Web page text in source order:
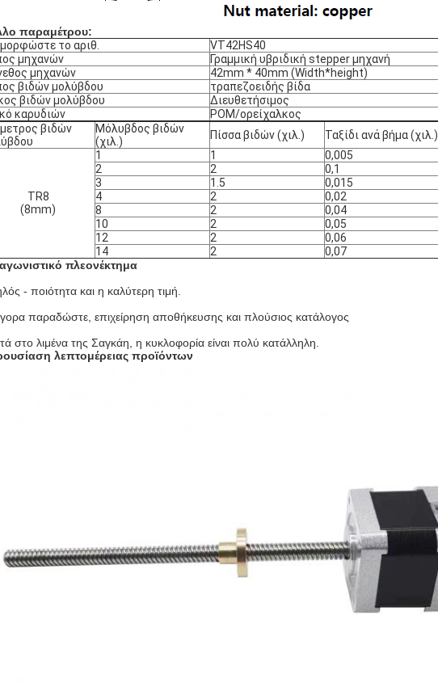
παραμέτρου:
το αριθ.
VT42HS40
μηχανών
Γραμμική υβριδική stepper μηχανή
μηχανών
42mm * 40mm (Width*height)
βιδών μολύβδου
τραπεζοειδής βίδα
βιδών μολύβδου
Διευθετήσιμος
καρυδιών
POM/ορείχαλκος
βιδών
Μόλυβδος βιδών
(χιλ.)
Πίσσα βιδών (χιλ.) Ταξίδι ανά βήμα (χιλ.)
TR8
(8mm)
1 1
0,005
2
2
0,1
3
1.5
0,015
4
2
0,02
8
2
0,04
10
2
0,05
12
2
0,06
14
2
0,07
πλεονέκτημα
- ποιότητα και η καλύτερη τιμή.
παραδώστε, επιχείρηση αποθήκευσης και πλούσιος κατάλογος
στο λιμένα της Σαγκάη, η κυκλοφορία είναι πολύ κατάλληλη.
λεπτομέρειας προϊόντων